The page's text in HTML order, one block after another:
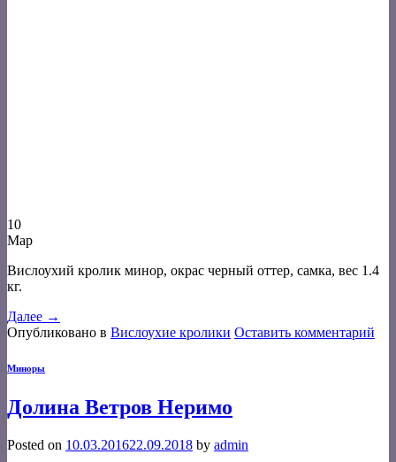
10
Мар
Вислоухий кролик минор, окрас черный оттер, самка, вес 1.4
кг.
Далее →
Опубликовано в Вислоухие кролики Оставить комментарий
Миноры
Долина Ветров Неримо
Posted on 10.03.201622.09.2018 by admin